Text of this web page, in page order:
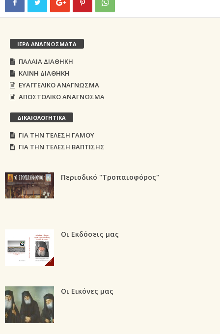
ΙΕΡΑ ΑΝΑΓΝΩΣΜΑΤΑ
ΠΑΛΑΙΑ ΔΙΑΘΗΚΗ
ΚΑΙΝΗ ΔΙΑΘΗΚΗ
ΕΥΑΓΓΕΛΙΚΟ ΑΝΑΓΝΩΣΜΑ
ΑΠΟΣΤΟΛΙΚΟ ΑΝΑΓΝΩΣΜΑ
ΔΙΚΑΙΟΛΟΓΗΤΙΚΑ
ΓΙΑ ΤΗΝ ΤΕΛΕΣΗ ΓΑΜΟΥ
ΓΙΑ ΤΗΝ ΤΕΛΕΣΗ ΒΑΠΤΙΣΗΣ
Περιοδικό "Τροπαιοφόρος"
Οι Εκδόσεις μας
Οι Εικόνες μας